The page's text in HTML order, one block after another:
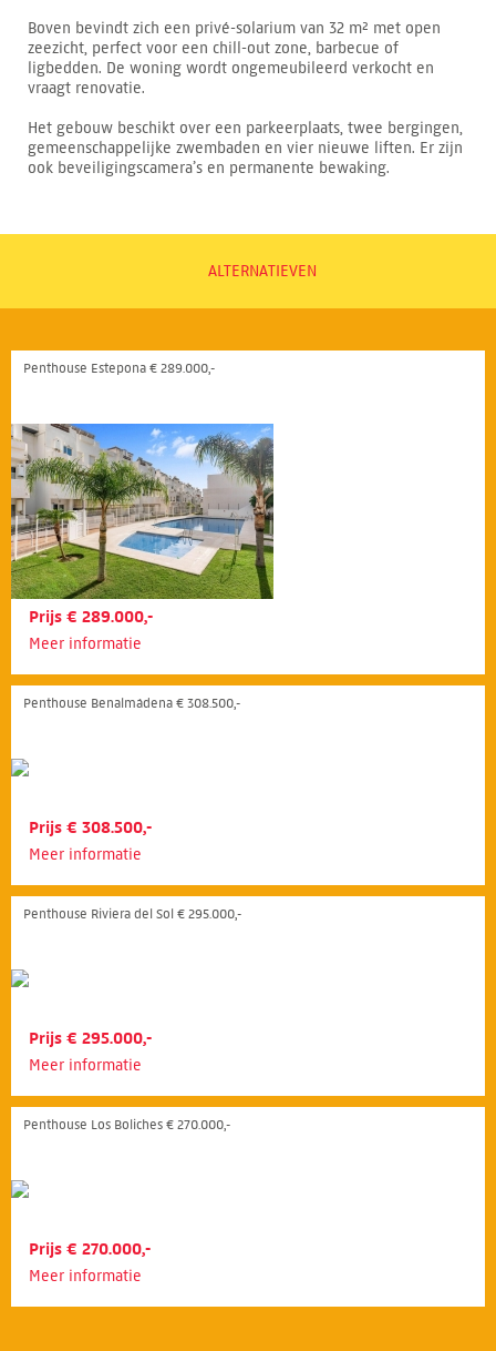
Boven bevindt zich een privé-solarium van 32 m² met open
zeezicht, perfect voor een chill-out zone, barbecue of
ligbedden. De woning wordt ongemeubileerd verkocht en
vraagt renovatie.
Het gebouw beschikt over een parkeerplaats, twee bergingen,
gemeenschappelijke zwembaden en vier nieuwe liften. Er zijn
ook beveiligingscamera’s en permanente bewaking.
ALTERNATIEVEN
Penthouse Estepona € 289.000,-
Prijs € 289.000,-
Meer informatie
Penthouse Benalmádena € 308.500,-
Prijs € 308.500,-
Meer informatie
Penthouse Riviera del Sol € 295.000,-
Prijs € 295.000,-
Meer informatie
Penthouse Los Boliches € 270.000,-
Prijs € 270.000,-
Meer informatie